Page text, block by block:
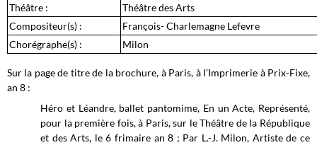
Théâtre :
Théâtre des Arts
Compositeur(s) :
François- Charlemagne Lefevre
Chorégraphe(s) :
Milon
Sur la page de titre de la brochure, à Paris, à l’Imprimerie à Prix-Fixe,
an 8 :
Héro et Léandre, ballet pantomime, En un Acte, Représenté,
pour la première fois, à Paris, sur le Théâtre de la République
et des Arts, le 6 frimaire an 8 ; Par L.-J. Milon, Artiste de ce